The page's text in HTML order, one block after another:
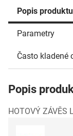
Popis produktu
Parametry
Často kladené
Popis
HOTOVÝ ZÁVĚS